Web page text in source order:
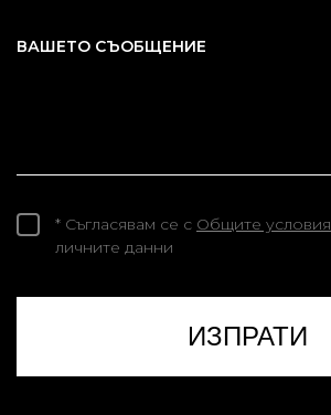
ВАШЕТО СЪОБЩЕНИЕ
* Съгласявам се с Общите условия
личните данни